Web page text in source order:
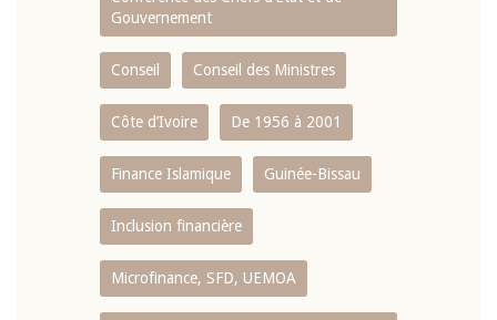
Gouvernement
Conseil Conseil des Ministres
Côte d’Ivoire De 1956 à 2001
Finance Islamique Guinée-Bissau
Inclusion financière
Microfinance, SFD, UEMOA